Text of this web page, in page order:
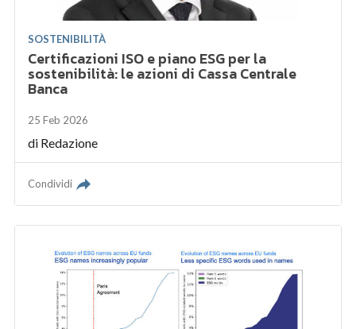
SOSTENIBILITÀ
Certificazioni ISO e piano ESG per la
sostenibilità: le azioni di Cassa Centrale
Banca
25 Feb 2026
di Redazione
Condividi